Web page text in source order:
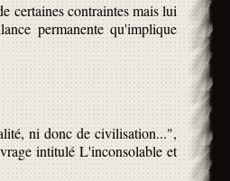
certaines contraintes mais lui
permanente qu'implique
ni donc de civilisation...",
intitulé L'inconsolable et